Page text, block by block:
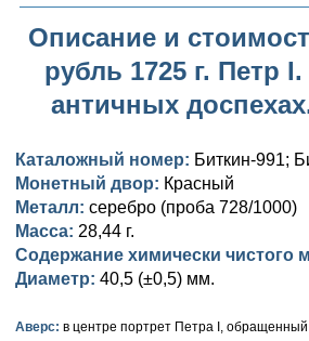
Монеты 1958 года
Золотые червонцы
Памятные и юбилейные
Николай II (1894-1917)
Золото
Серебро
Медь
Германская оккупация
Для Финляндии
Александр III (1881-1894)
Золото
Серебро
Медь
Для Финляндии
Александр II (1855-1881)
Золото
Серебро
Медь
Николай I (1825-1855)
Платина, золото
Серебро
Александр I (1801-1825)
Золото
Павел I (1796-1801)
Описание и
рубль 1725 г. Петр
античных
Каталожный номер: Биткин-991;
Монетный двор: Красный
Металл: серебро (проба 728/1000)
Масса: 28,44 г.
Содержание химически чистого
Диаметр: 40,5 (±0,5) мм.
Аверс: в центре портрет Петра I, обращенный